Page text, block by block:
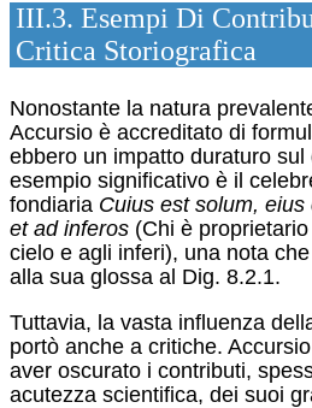
III.3. Esempi Di
Critica Storiografica
Nonostante la natura
Accursio è accreditato di
ebbero un impatto duraturo sul
esempio significativo è il
fondiaria Cuius est solum,
et ad inferos (Chi è
cielo e agli inferi), una nota
alla sua glossa al Dig. 8.2.1.
Tuttavia, la vasta influenza
portò anche a critiche.
aver oscurato i contributi,
acutezza scientifica, dei suoi